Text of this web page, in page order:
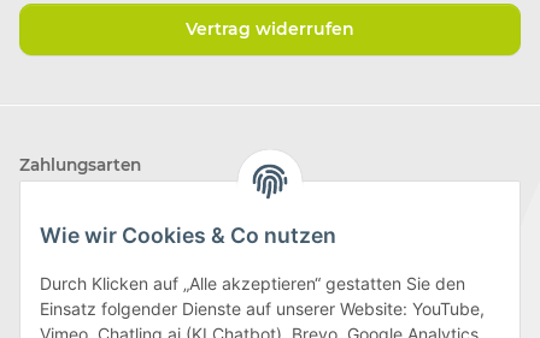
Wie wir Cookies & Co nutzen
Durch Klicken auf „Alle akzeptieren“ gestatten Sie den
Einsatz folgender Dienste auf unserer Website: YouTube,
Vertrag widerrufen
Zahlungsarten
Wir versenden mit